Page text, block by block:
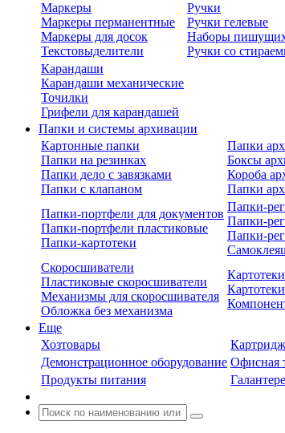
Маркеры
Маркеры перманентные
Маркеры для досок
Текстовыделители
Ручки
Ручки гелевые
Наборы
Ручки со
Карандаши
Карандаши механические
Точилки
Грифели для карандашей
Папки и системы архивации
Картонные папки
Папки на резинках
Папки дело с завязками
Папки с клапаном
Папки
Боксы
Короба
Папки
Папки-портфели для документов
Папки-портфели пластиковые
Папки-картотеки
Папки-
Папки-
Папки-
Скоросшиватели
Пластиковые скоросшиватели
Механизмы для скоросшивателя
Обложка без механизма
Еще
Хозтовары
Демонстрационное оборудование Офисная
Продукты питания